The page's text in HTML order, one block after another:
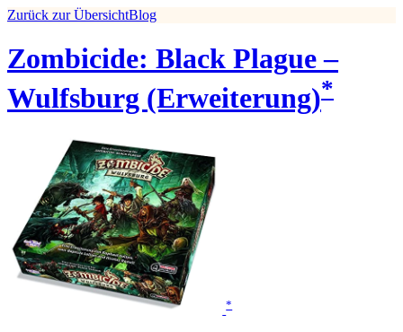
Zurück zur ÜbersichtBlog
Zombicide: Black Plague –
Wulfsburg (Erweiterung)*
*